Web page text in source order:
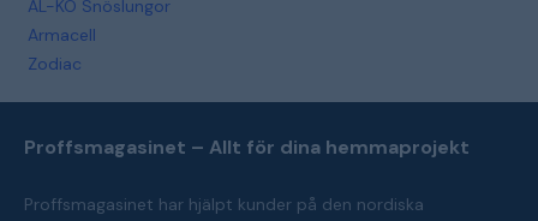
AL-KO Snöslungor
Armacell
Zodiac
Proffsmagasinet – Allt för dina hemmaprojekt
Proffsmagasinet har hjälpt kunder på den nordiska